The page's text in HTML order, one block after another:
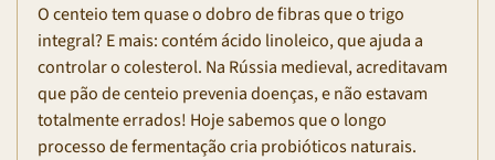
O centeio tem quase o dobro de fibras que o trigo
integral? E mais: contém ácido linoleico, que ajuda a
controlar o colesterol. Na Rússia medieval, acreditavam
que pão de centeio prevenia doenças, e não estavam
totalmente errados! Hoje sabemos que o longo
processo de fermentação cria probióticos naturais.